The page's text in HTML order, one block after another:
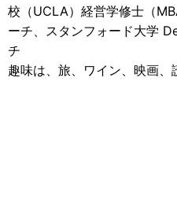
校（UCLA）経営学修士（
ーチ、スタンフォード大学
チ
趣味は、旅、ワイン、映画、